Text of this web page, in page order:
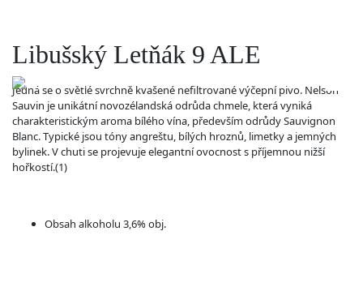
Libušský Letňák 9 ALE
Jedná se o světlé svrchně kvašené nefiltrované výčepní pivo. Nelson
Sauvin je unikátní novozélandská odrůda chmele, která vyniká
charakteristickým aroma bílého vína, především odrůdy Sauvignon
Blanc. Typické jsou tóny angreštu, bílých hroznů, limetky a jemných
bylinek. V chuti se projevuje elegantní ovocnost s příjemnou nižší
hořkostí.(1)
Obsah alkoholu 3,6% obj.